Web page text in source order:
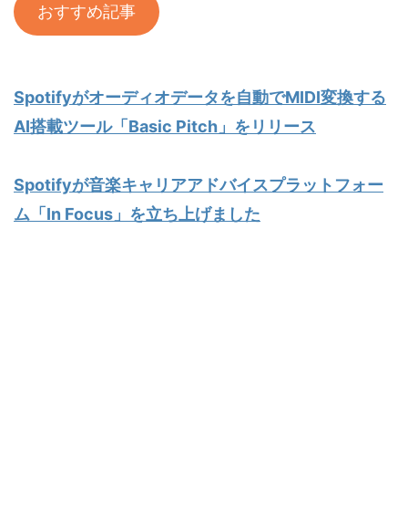
おすすめ記事
Spotifyがオーディオデータを自動でMIDI変換する
AI搭載ツール「Basic Pitch」をリリース
Spotifyが音楽キャリアアドバイスプラットフォー
ム「In Focus」を立ち上げました